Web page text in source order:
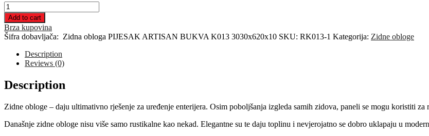
Zidna
obloga
PIJESAK
ARTISAN
BUKVA
K013
3030x620x10
quantity
Add to cart
Brza kupovina
Šifra dobavljača: Zidna obloga PIJESAK ARTISAN BUKVA K013 3030x620x10 SKU: RK013-1 Kategorija: Zidne obloge
Description
Reviews (0)
Description
Zidne obloge – daju ultimativno rješenje za uređenje enterijera. Osim poboljšanja izgleda samih zidova, paneli se mogu koristiti za
Današnje zidne obloge nisu više samo rustikalne kao nekad. Elegantne su te daju toplinu i nevjerojatno se dobro uklapaju u